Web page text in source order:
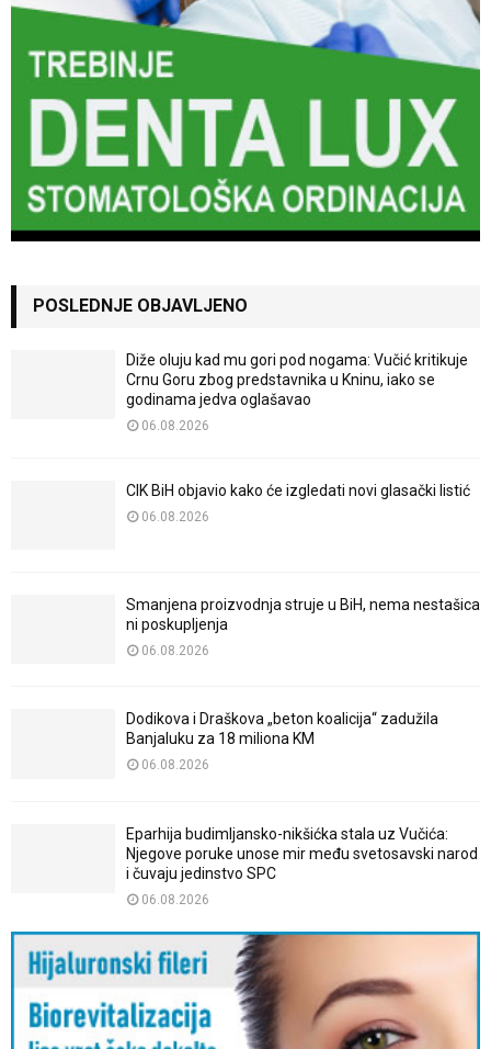
POSLEDNJE OBJAVLJENO
Diže oluju kad mu gori pod nogama: Vučić kritikuje
Crnu Goru zbog predstavnika u Kninu, iako se
godinama jedva oglašavao
06.08.2026
CIK BiH objavio kako će izgledati novi glasački listić
06.08.2026
Smanjena proizvodnja struje u BiH, nema nestašica
ni poskupljenja
06.08.2026
Dodikova i Draškova „beton koalicija“ zadužila
Banjaluku za 18 miliona KM
06.08.2026
Eparhija budimljansko-nikšićka stala uz Vučića:
Njegove poruke unose mir među svetosavski narod
i čuvaju jedinstvo SPC
06.08.2026